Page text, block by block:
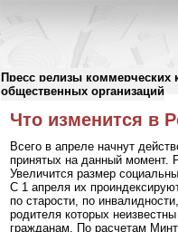
Пресс релизы коммерческих
общественных организаций
Пресс-релизы//
Что изменится в
Всего в апреле начнут
принятых на данный момент.
Увеличится размер
С 1 апреля их
по старости, по
родителя которых
гражданам. По расчетам